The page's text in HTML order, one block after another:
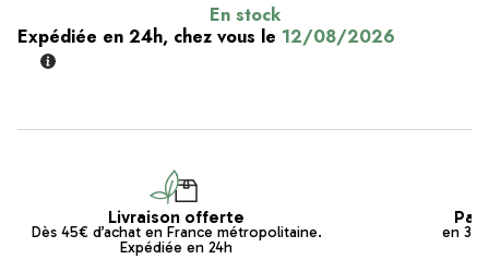
En stock
Expédiée en 24h, chez vous le 12/08/2026
Livraison offerte
Dès 45€ d’achat en France métropolitaine.
Expédiée en 24h
en 3x